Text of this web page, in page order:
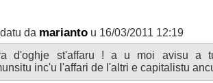
da marianto u 16/03/2011 12:19
d'oghje st'affaru ! a u moi avisu a
inc'u l'affari de l'altri e capitalistu